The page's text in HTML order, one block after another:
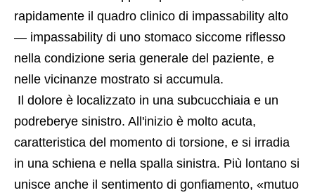
rapidamente il quadro clinico di impassability alto
— impassability di uno stomaco siccome riflesso
nella condizione seria generale del paziente, e
nelle vicinanze mostrato si accumula.
podreberye sinistro. All'inizio è molto acuta,
caratteristica del momento di torsione, e si irradia
in una schiena e nella spalla sinistra. Più lontano si
unisce anche il sentimento di gonfiamento, «mutuo